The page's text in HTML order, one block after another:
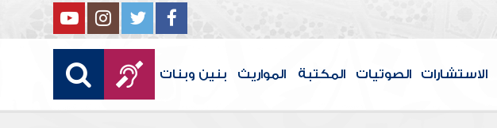
الاستشارات الصوتيات المكتبة المواريث بنين وبنات